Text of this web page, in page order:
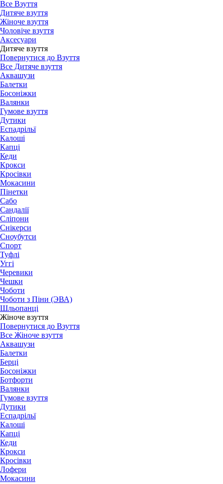
Все Взуття
Дитяче взуття
Жіноче взуття
Чоловіче взуття
Аксесуари
Дитяче взуття
Повернутися до Взуття
Все Дитяче взуття
Аквашузи
Балетки
Босоніжки
Валянки
Гумове взуття
Дутики
Еспадрільї
Калоші
Капці
Кеди
Крокси
Кросівки
Мокасини
Пінетки
Сабо
Сандалії
Сліпони
Снікерси
Сноубутси
Спорт
Туфлі
Уггі
Черевики
Чешки
Чоботи
Чоботи з Піни (ЭВА)
Шльопанці
Жіноче взуття
Повернутися до Взуття
Все Жіноче взуття
Аквашузи
Балетки
Берці
Босоніжки
Ботфорти
Валянки
Гумове взуття
Дутики
Еспадрільї
Калоші
Капці
Кеди
Крокси
Кросівки
Лофери
Мокасини